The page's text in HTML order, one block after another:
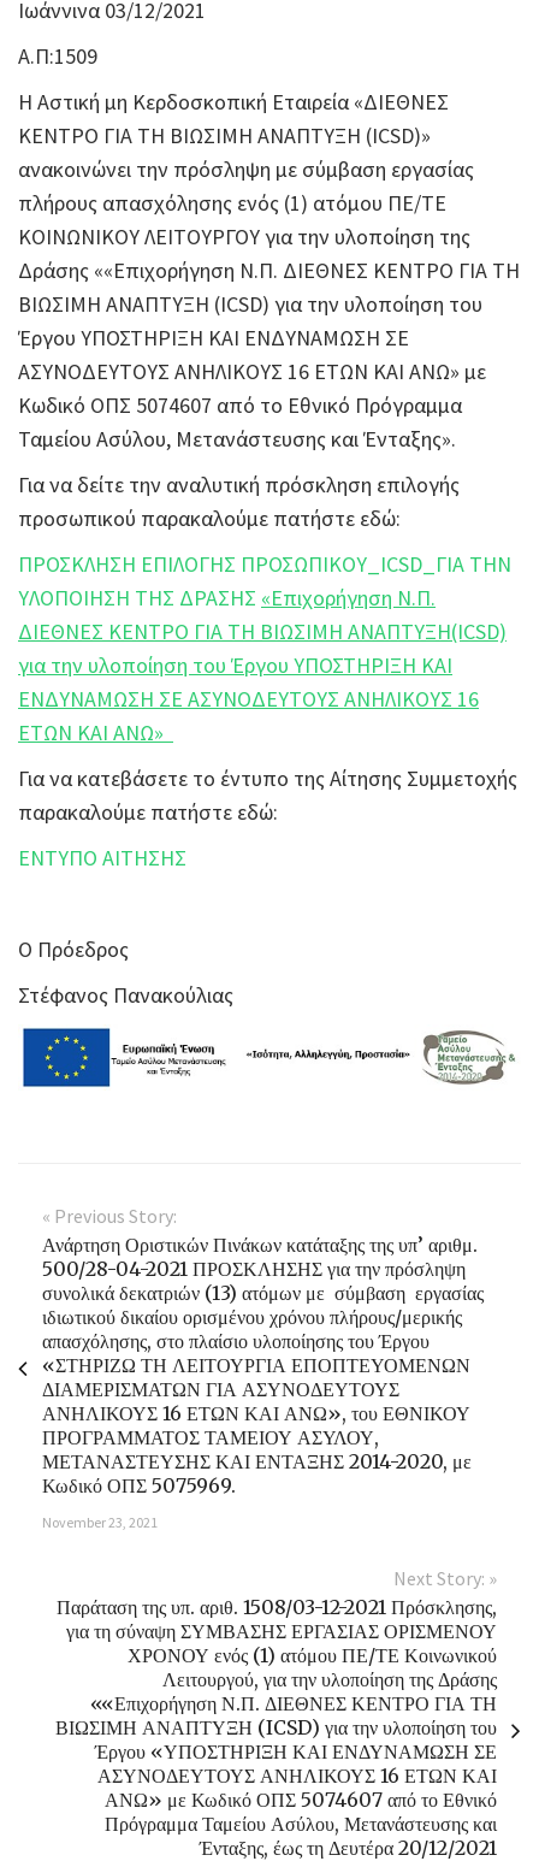
Ιωάννινα 03/12/2021
Α.Π:1509
Η Αστική μη Κερδοσκοπική Εταιρεία «ΔΙΕΘΝΕΣ
ΚΕΝΤΡΟ ΓΙΑ ΤΗ ΒΙΩΣΙΜΗ ΑΝΑΠΤΥΞΗ (ICSD)»
ανακοινώνει την πρόσληψη με σύμβαση εργασίας
πλήρους απασχόλησης ενός (1) ατόμου ΠΕ/ΤΕ
ΚΟΙΝΩΝΙΚΟΥ ΛΕΙΤΟΥΡΓΟΥ για την υλοποίηση της
Δράσης ««Επιχορήγηση Ν.Π. ΔΙΕΘΝΕΣ ΚΕΝΤΡΟ ΓΙΑ ΤΗ
ΒΙΩΣΙΜΗ ΑΝΑΠΤΥΞΗ (ICSD) για την υλοποίηση του
Έργου ΥΠΟΣΤΗΡΙΞΗ ΚΑΙ ΕΝΔΥΝΑΜΩΣΗ ΣΕ
ΑΣΥΝΟΔΕΥΤΟΥΣ ΑΝΗΛΙΚΟΥΣ 16 ΕΤΩΝ ΚΑΙ ΑΝΩ» με
Κωδικό ΟΠΣ 5074607 από το Εθνικό Πρόγραμμα
Ταμείου Ασύλου, Μετανάστευσης και Ένταξης».
Για να δείτε την αναλυτική πρόσκληση επιλογής
προσωπικού παρακαλούμε πατήστε εδώ:
ΠΡΟΣΚΛΗΣΗ ΕΠΙΛΟΓΗΣ ΠΡΟΣΩΠΙΚΟΥ_ICSD_ΓΙΑ ΤΗΝ
ΥΛΟΠΟΙΗΣΗ ΤΗΣ ΔΡΑΣΗΣ «Επιχορήγηση Ν.Π.
ΔΙΕΘΝΕΣ ΚΕΝΤΡΟ ΓΙΑ ΤΗ ΒΙΩΣΙΜΗ ΑΝΑΠΤΥΞΗ(ICSD)
για την υλοποίηση του Έργου ΥΠΟΣΤΗΡΙΞΗ ΚΑΙ
ΕΝΔΥΝΑΜΩΣΗ ΣΕ ΑΣΥΝΟΔΕΥΤΟΥΣ ΑΝΗΛΙΚΟΥΣ 16
ΕΤΩΝ ΚΑΙ ΑΝΩ»
Για να κατεβάσετε το έντυπο της Αίτησης Συμμετοχής
παρακαλούμε πατήστε εδώ:
ΕΝΤΥΠΟ ΑΙΤΗΣΗΣ
Ο Πρόεδρος
Στέφανος Πανακούλιας
« Previous Story:
Ανάρτηση Οριστικών Πινάκων κατάταξης της υπ’ αριθμ.
500/28-04-2021 ΠΡΟΣΚΛΗΣΗΣ για την πρόσληψη
συνολικά δεκατριών (13) ατόμων με σύμβαση εργασίας
ιδιωτικού δικαίου ορισμένου χρόνου πλήρους/μερικής
απασχόλησης, στο πλαίσιο υλοποίησης του Έργου
«ΣΤΗΡΙΖΩ ΤΗ ΛΕΙΤΟΥΡΓΙΑ ΕΠΟΠΤΕΥΟΜΕΝΩΝ
ΔΙΑΜΕΡΙΣΜΑΤΩΝ ΓΙΑ ΑΣΥΝΟΔΕΥΤΟΥΣ
ΑΝΗΛΙΚΟΥΣ 16 ΕΤΩΝ ΚΑΙ ΑΝΩ», του ΕΘΝΙΚΟΥ
ΠΡΟΓΡΑΜΜΑΤΟΣ ΤΑΜΕΙΟΥ ΑΣΥΛΟΥ,
ΜΕΤΑΝΑΣΤΕΥΣΗΣ ΚΑΙ ΕΝΤΑΞΗΣ 2014-2020, με
Κωδικό ΟΠΣ 5075969.
November 23, 2021
Next Story: »
Παράταση της υπ. αριθ. 1508/03-12-2021 Πρόσκλησης,
για τη σύναψη ΣΥΜΒΑΣΗΣ ΕΡΓΑΣΙΑΣ ΟΡΙΣΜΕΝΟΥ
ΧΡΟΝΟΥ ενός (1) ατόμου ΠΕ/ΤΕ Κοινωνικού
Λειτουργού, για την υλοποίηση της Δράσης
««Επιχορήγηση Ν.Π. ΔΙΕΘΝΕΣ ΚΕΝΤΡΟ ΓΙΑ ΤΗ
ΒΙΩΣΙΜΗ ΑΝΑΠΤΥΞΗ (ICSD) για την υλοποίηση του
Έργου «ΥΠΟΣΤΗΡΙΞΗ ΚΑΙ ΕΝΔΥΝΑΜΩΣΗ ΣΕ
ΑΣΥΝΟΔΕΥΤΟΥΣ ΑΝΗΛΙΚΟΥΣ 16 ΕΤΩΝ ΚΑΙ
ΑΝΩ» με Κωδικό ΟΠΣ 5074607 από το Εθνικό
Πρόγραμμα Ταμείου Ασύλου, Μετανάστευσης και
Ένταξης, έως τη Δευτέρα 20/12/2021